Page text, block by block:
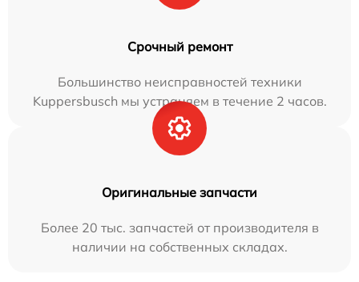
Срочный ремонт
Большинство неисправностей техники
Kuppersbusch мы устраняем в течение 2 часов.
Оригинальные запчасти
Более 20 тыс. запчастей от производителя в
наличии на собственных складах.